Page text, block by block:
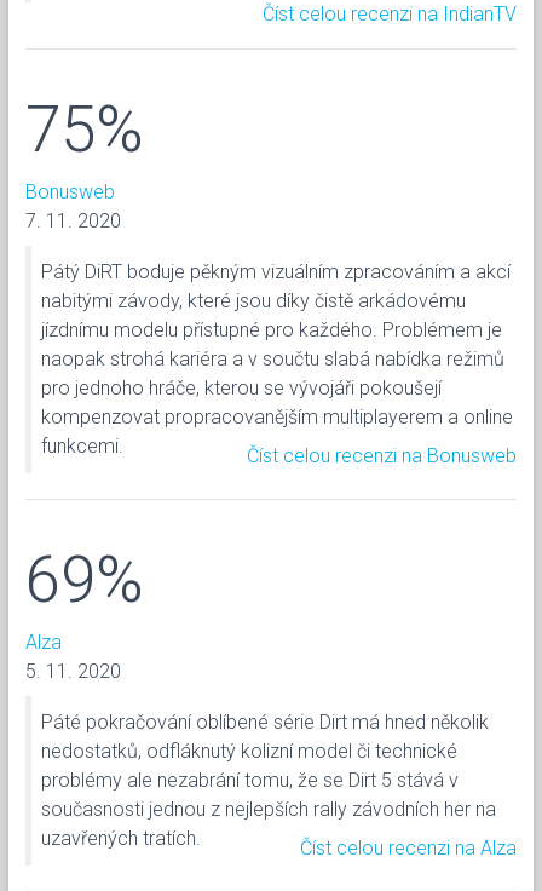
Číst celou recenzi na IndianTV
75%
Bonusweb
7. 11. 2020
Pátý DiRT boduje pěkným vizuálním zpracováním a akcí
nabitými závody, které jsou díky čistě arkádovému
jízdnímu modelu přístupné pro každého. Problémem je
naopak strohá kariéra a v součtu slabá nabídka režimů
pro jednoho hráče, kterou se vývojáři pokoušejí
kompenzovat propracovanějším multiplayerem a online
funkcemi.
Číst celou recenzi na Bonusweb
69%
Alza
5. 11. 2020
Páté pokračování oblíbené série Dirt má hned několik
nedostatků, odfláknutý kolizní model či technické
problémy ale nezabrání tomu, že se Dirt 5 stává v
současnosti jednou z nejlepších rally závodních her na
uzavřených tratích.
Číst celou recenzi na Alza